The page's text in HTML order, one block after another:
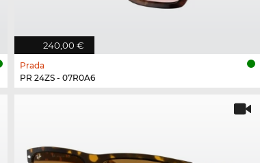
240,00 €
Prada
PR 24ZS - 07R0A6